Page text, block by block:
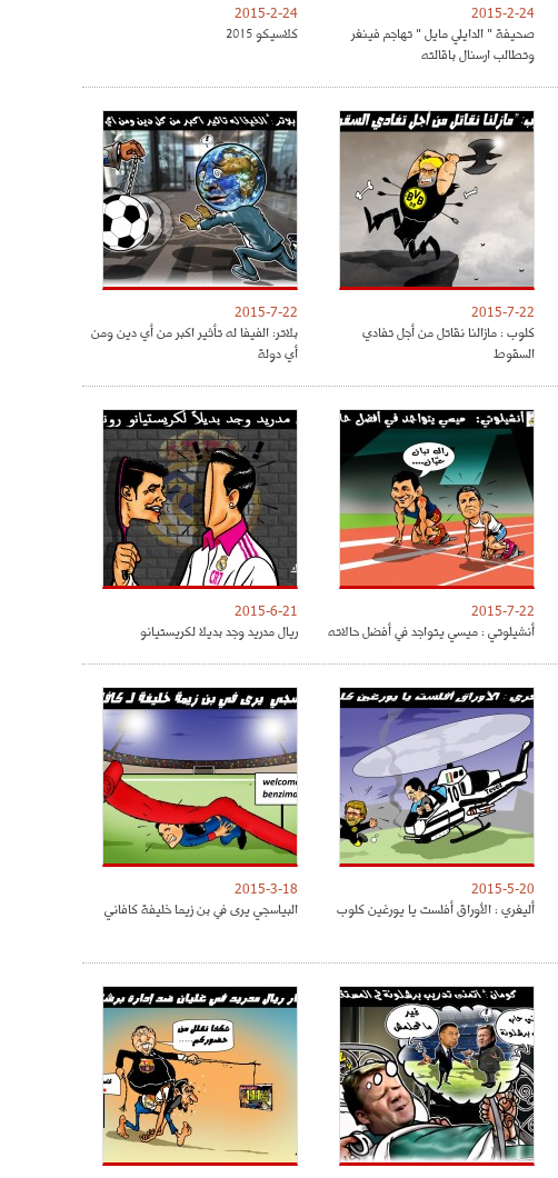
2015-2-24
صحيفة " الدايلي مايل " تهاجم فينغر
وتطالب ارسنال باقالته
2015-2-24
كلاسيكو 2015
2015-7-22
كلوب : مازالنا نقاتل من أجل تفادي
السقوط
2015-7-22
بلاتر: الفيفا له تأثير اكبر من أي دين ومن
أي دولة
2015-7-22
أنشيلوتي : ميسي يتواجد في أفضل حالاته
2015-6-21
ريال مدريد وجد بديلا لكريستيانو
2015-5-20
أليغري : الأوراق أفلست يا يورغين كلوب
2015-3-18
البياسجي يرى في بن زيما خليفة كافاني